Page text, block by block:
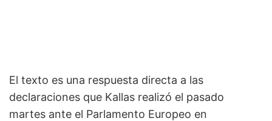
El texto es una respuesta directa a las
declaraciones que Kallas realizó el pasado
martes ante el Parlamento Europeo en